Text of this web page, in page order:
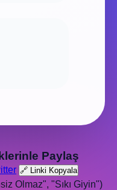
Paylaş
🔗 Linki Kopyala
Olmaz", "Sıkı Giyin")